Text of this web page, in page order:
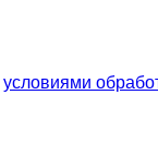
условиями